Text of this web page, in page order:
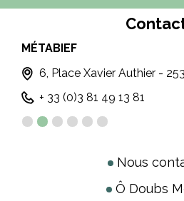
MÉTABIEF
6, Place Xavier Authier -
+ 33 (0)3 81 49 13 81
Nous
Ô Doubs